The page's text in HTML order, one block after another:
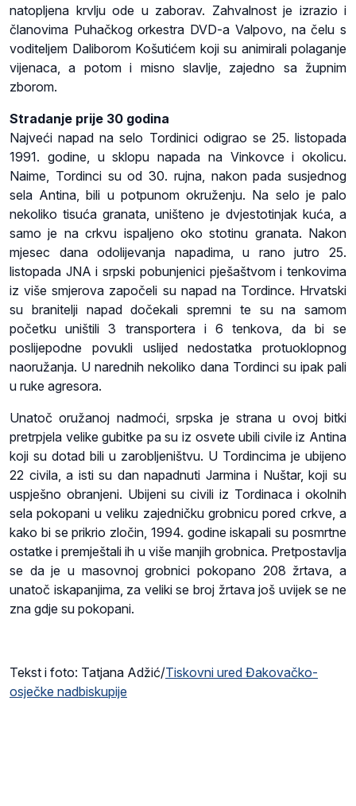
natopljena krvlju ode u zaborav. Zahvalnost je izrazio i
članovima Puhačkog orkestra DVD-a Valpovo, na čelu s
voditeljem Daliborom Košutićem koji su animirali polaganje
vijenaca, a potom i misno slavlje, zajedno sa župnim
zborom.
Stradanje prije 30 godina
Najveći napad na selo Tordinici odigrao se 25. listopada
1991. godine, u sklopu napada na Vinkovce i okolicu.
Naime, Tordinci su od 30. rujna, nakon pada susjednog
sela Antina, bili u potpunom okruženju. Na selo je palo
nekoliko tisuća granata, uništeno je dvjestotinjak kuća, a
samo je na crkvu ispaljeno oko stotinu granata. Nakon
mjesec dana odolijevanja napadima, u rano jutro 25.
listopada JNA i srpski pobunjenici pješaštvom i tenkovima
iz više smjerova započeli su napad na Tordince. Hrvatski
su branitelji napad dočekali spremni te su na samom
početku uništili 3 transportera i 6 tenkova, da bi se
poslijepodne povukli uslijed nedostatka protuoklopnog
naoružanja. U narednih nekoliko dana Tordinci su ipak pali
u ruke agresora.
Unatoč oružanoj nadmoći, srpska je strana u ovoj bitki
pretrpjela velike gubitke pa su iz osvete ubili civile iz Antina
koji su dotad bili u zarobljeništvu. U Tordincima je ubijeno
22 civila, a isti su dan napadnuti Jarmina i Nuštar, koji su
uspješno obranjeni. Ubijeni su civili iz Tordinaca i okolnih
sela pokopani u veliku zajedničku grobnicu pored crkve, a
kako bi se prikrio zločin, 1994. godine iskapali su posmrtne
ostatke i premještali ih u više manjih grobnica. Pretpostavlja
se da je u masovnoj grobnici pokopano 208 žrtava, a
unatoč iskapanjima, za veliki se broj žrtava još uvijek se ne
zna gdje su pokopani.
Tekst i foto: Tatjana Adžić/Tiskovni ured Đakovačko-
osječke nadbiskupije